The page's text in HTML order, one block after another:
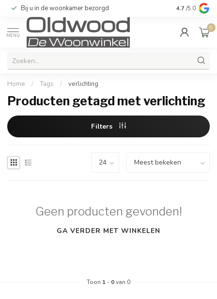
Bij u in de woonkamer bezorgd Kwaliteit &
4.7 /5.0
MENU
0
Home / Tags / verlichting
Producten getagd met verlichting
Filters
Geen producten gevonden!
GA VERDER MET WINKELEN
Toon 1 - 0van 0